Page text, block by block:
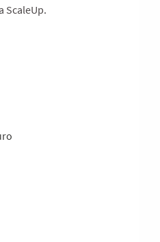
ScaleUp.